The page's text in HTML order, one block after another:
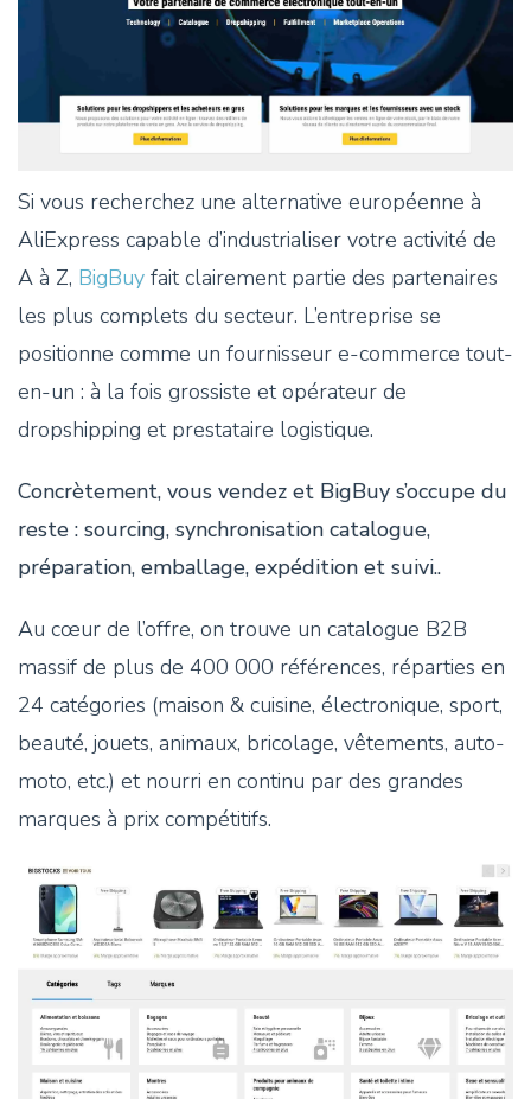
Si vous recherchez une alternative européenne à
AliExpress capable d’industrialiser votre activité de
A à Z, BigBuy fait clairement partie des partenaires
les plus complets du secteur. L’entreprise se
positionne comme un fournisseur e-commerce tout-
en-un : à la fois grossiste et opérateur de
dropshipping et prestataire logistique.
Concrètement, vous vendez et BigBuy s’occupe du
reste : sourcing, synchronisation catalogue,
préparation, emballage, expédition et suivi..
Au cœur de l’offre, on trouve un catalogue B2B
massif de plus de 400 000 références, réparties en
24 catégories (maison & cuisine, électronique, sport,
beauté, jouets, animaux, bricolage, vêtements, auto-
moto, etc.) et nourri en continu par des grandes
marques à prix compétitifs.